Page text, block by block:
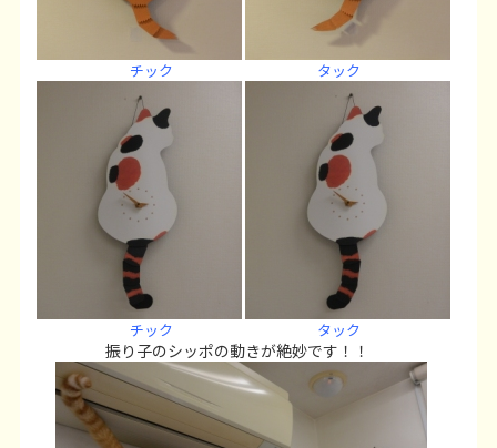
チック タック
チック タック
振り子のシッポの動きが絶妙です！！